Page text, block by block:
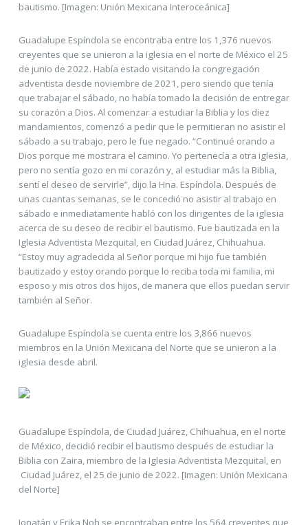
bautismo. [Imagen: Unión Mexicana Interoceánica]
Guadalupe Espíndola se encontraba entre los 1,376 nuevos
creyentes que se unieron a la iglesia en el norte de México el 25
de junio de 2022. Había estado visitando la congregación
adventista desde noviembre de 2021, pero siendo que tenía
que trabajar el sábado, no había tomado la decisión de entregar
su corazón a Dios. Al comenzar a estudiar la Biblia y los diez
mandamientos, comenzó a pedir que le permitieran no asistir el
sábado a su trabajo, pero le fue negado. “Continué orando a
Dios porque me mostrara el camino. Yo pertenecía a otra iglesia,
pero no sentía gozo en mi corazón y, al estudiar más la Biblia,
sentí el deseo de servirle”, dijo la Hna. Espíndola. Después de
unas cuantas semanas, se le concedió no asistir al trabajo en
sábado e inmediatamente habló con los dirigentes de la iglesia
acerca de su deseo de recibir el bautismo. Fue bautizada en la
Iglesia Adventista Mezquital, en Ciudad Juárez, Chihuahua.
“Estoy muy agradecida al Señor porque mi hijo fue también
bautizado y estoy orando porque lo reciba toda mi familia, mi
esposo y mis otros dos hijos, de manera que ellos puedan servir
también al Señor.
Guadalupe Espíndola se cuenta entre los 3,866 nuevos
miembros en la Unión Mexicana del Norte que se unieron a la
iglesia desde abril.
Guadalupe Espíndola, de Ciudad Juárez, Chihuahua, en el norte
de México, decidió recibir el bautismo después de estudiar la
Biblia con Zaira, miembro de la Iglesia Adventista Mezquital, en
Ciudad Juárez, el 25 de junio de 2022. [Imagen: Unión Mexicana
del Norte]
Jonatán y Erika Noh se encontraban entre los 564 creyentes que